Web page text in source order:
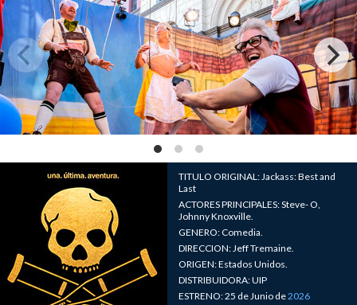
TITULO ORIGINAL: Jackass: Best and
Last
ACTORES PRINCIPALES: Steve- O,
Johnny Knoxville.
GENERO: Comedia.
DIRECCION: Jeff Tremaine.
ORIGEN: Estados Unidos.
DISTRIBUIDORA: UIP
ESTRENO: 25 de Junio de2026